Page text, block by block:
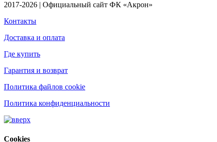
2017-2026 | Официальный сайт ФК «Акрон»
Контакты
Доставка и оплата
Где купить
Гарантия и возврат
Политика файлов cookie
Политика конфиденциальности
Cookies